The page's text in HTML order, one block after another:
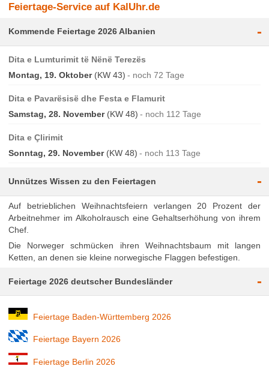
Feiertage-Service auf KalUhr.de
Kommende Feiertage 2026 Albanien -
Dita e Lumturimit të Nënë Terezës
Montag, 19. Oktober(KW 43) noch 72 Tage
Dita e Pavarësisë dhe Festa e Flamurit
Samstag, 28. November(KW 48) noch 112 Tage
Dita e Çlirimit
Sonntag, 29. November(KW 48) noch 113 Tage
Unnützes Wissen zu den Feiertagen -
Auf betrieblichen Weihnachtsfeiern verlangen 20 Prozent der
Arbeitnehmer im Alkoholrausch eine Gehaltserhöhung von ihrem
Chef.
Die Norweger schmücken ihren Weihnachtsbaum mit langen
Ketten, an denen sie kleine norwegische Flaggen befestigen.
Feiertage 2026 deutscher Bundesländer -
Feiertage Baden-Württemberg 2026
Feiertage Bayern 2026
Feiertage Berlin 2026